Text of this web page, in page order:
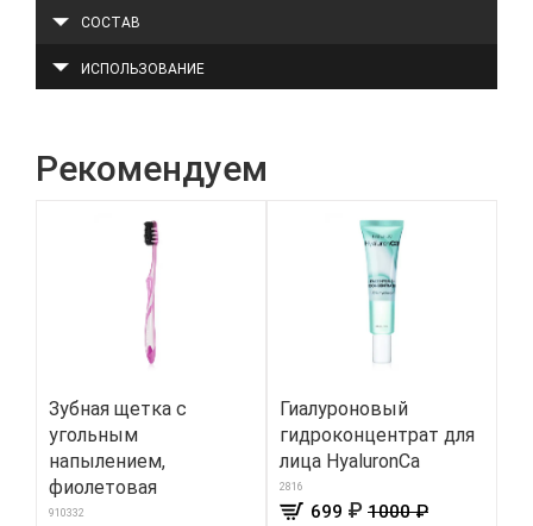
СОСТАВ
ИСПОЛЬЗОВАНИЕ
Рекомендуем
Зубная щетка с
угольным
напылением,
фиолетовая
910332
Гиалуроновый
гидроконцентрат для
лица HyaluronCa
2816
699 ₽ 1000 ₽